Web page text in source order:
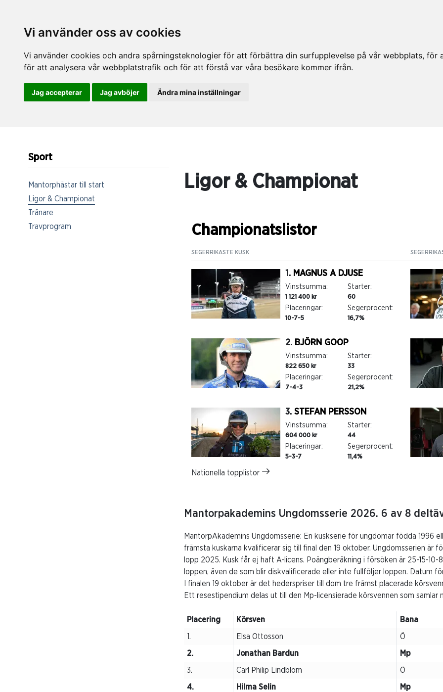
Vi använder oss av cookies
Vi använder cookies och andra spårningsteknologier för att förbättra din surfupplevelse på vår webbplats, för
för att analysera vår webbplatstrafik och för att förstå var våra besökare kommer ifrån.
Jag accepterar Jag avböjer Ändra mina inställningar
Sport
Mantorphästar till start
Ligor & Championat
Tränare
Travprogram
Ligor & Championat
Championatslistor
SEGERRIKASTE KUSK
1. MAGNUS A DJUSE
Vinstsumma:
1 121 400 kr
Starter:
60
Placeringar:
10-7-5
Segerprocent:
16,7%
2. BJÖRN GOOP
Vinstsumma:
822 650 kr
Starter:
33
Placeringar:
7-4-3
Segerprocent:
21,2%
3. STEFAN PERSSON
Vinstsumma:
604 000 kr
Starter:
44
Placeringar:
5-3-7
Segerprocent:
11,4%
Nationella topplistor
Mantorpakademins Ungdomsserie 2026. 6 av 8
MantorpAkademins Ungdomsserie: En kuskserie för ungdomar födda 1996
främsta kuskarna kvalificerar sig till final den 19 oktober. Ungdomsserien är
lopp 2025. Kusk får ej haft A-licens. Poängberäkning i försöken är 25-15-
loppen, även de som blir diskvalificerade eller inte fullföljer loppen. Datum
I finalen 19 oktober är det hederspriser till dom tre främst placerade
Ett resestipendium delas ut till den Mp-licensierade körsvennen som
Placering Körsven Bana
1. Elsa Ottosson Ö
2. Jonathan Bardun Mp
3. Carl Philip Lindblom Ö
4. Hilma Selin Mp